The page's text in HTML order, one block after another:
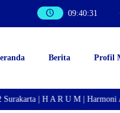
09:40:31
Berita Profil
| H A R U M | Harmoni